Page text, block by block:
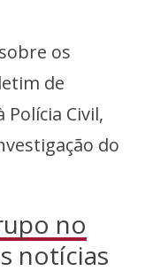
os
de
Civil,
do
no
notícias